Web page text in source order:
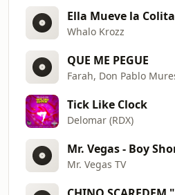
Ella Mueve la Colita
Whalo Krozz
QUE ME PEGUE
Tick Like Clock
Delomar (RDX)
Mr. Vegas TV